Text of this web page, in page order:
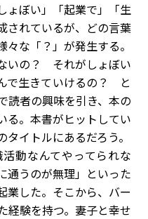
ょぼい」「起業で」「生
されているが、どの言葉
な「？」が発生する。
いの？ それがしょぼい
で生きていけるの？ と
読者の興味を引き、本の
る。本書がヒットしてい
イトルにあるだろう。
動なんてやってられな
通うのが無理」といった
業した。そこから、バー
経験を持つ。妻子と幸せ